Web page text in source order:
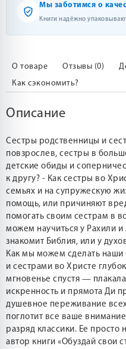
Мы заботимся о
Книги надёжно
О товаре Отзывы (0)
Как сэкономить?
Описание
Сестры родственницы и
повзрослев, сестры в
детские обиды и
к другу? - Как сестры во
семьях и на супружескую
помощь, или причиняют
помогать своим сестрам в
можем научиться у Рахили
знакомит Библия, или у
Как мы можем сделать наши
и сестрами во Христе
мгновенье спустя —
искренность и прямота Ди
душевное переживание
поглотит все ваше
разряд классики. Ее просто
автор книги «Обуздай свои